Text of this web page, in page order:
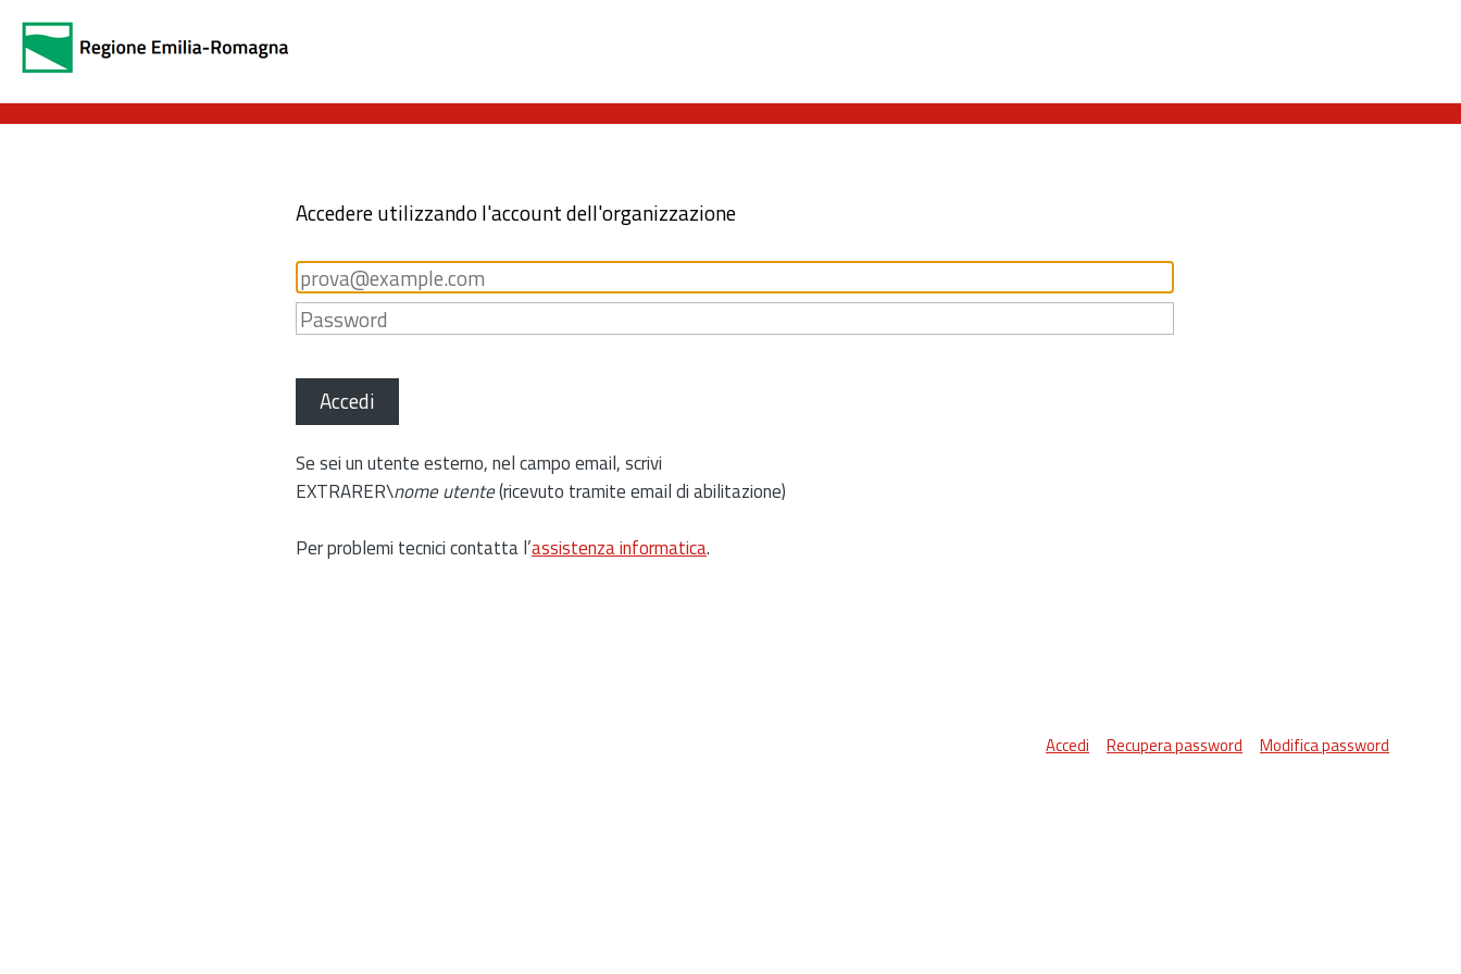
Accedere utilizzando l'account dell'organizzazione
Accedi
Se sei un utente esterno, nel campo email, scrivi
EXTRARER\nome utente(ricevuto tramite email di abilitazione)
Per problemi tecnici contatta l’assistenza informatica.
Accedi Recupera password Modifica password